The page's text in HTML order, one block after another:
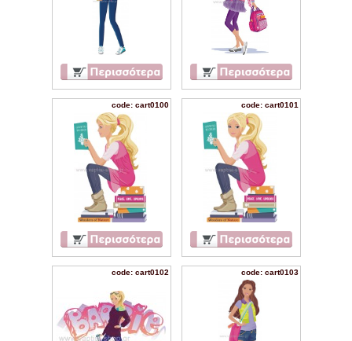
code: cart0100 code: cart0101
code: cart0102 code: cart0103